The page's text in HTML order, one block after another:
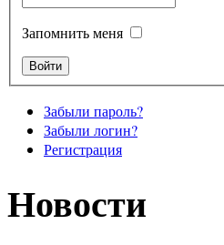
Запомнить меня
Забыли пароль?
Забыли логин?
Регистрация
Новости